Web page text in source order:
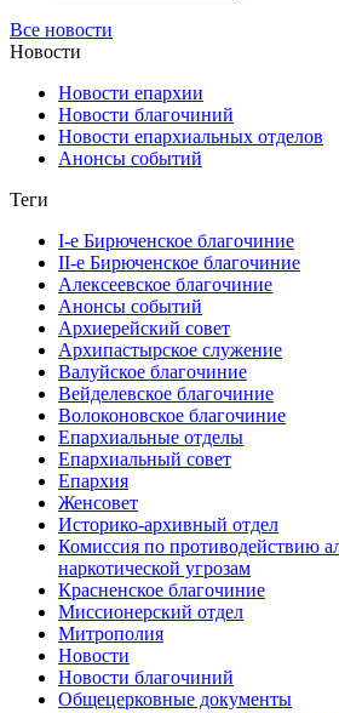
Все новости
Новости
Новости епархии
Новости благочиний
Новости епархиальных отделов
Анонсы событий
Теги
I-е Бирюченское благочиние
II-е Бирюченское благочиние
Алексеевское благочиние
Анонсы событий
Архиерейский совет
Архипастырское служение
Валуйское благочиние
Вейделевское благочиние
Волоконовское благочиние
Епархиальные отделы
Епархиальный совет
Епархия
Женсовет
Историко-архивный отдел
Комиссия по противодействию
наркотической угрозам
Красненское благочиние
Миссионерский отдел
Митрополия
Новости
Новости благочиний
Общецерковные документы